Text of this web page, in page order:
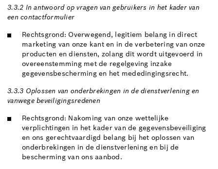
3.3.2 In antwoord op vragen van gebruikers in het kader van
een contactformulier
Rechtsgrond: Overwegend, legitiem belang in direct
marketing van onze kant en in de verbetering van onze
producten en diensten, zolang dit wordt uitgevoerd in
overeenstemming met de regelgeving inzake
gegevensbescherming en het mededingingsrecht.
3.3.3 Oplossen van onderbrekingen in de dienstverlening en
vanwege beveiligingsredenen
Rechtsgrond: Nakoming van onze wettelijke
verplichtingen in het kader van de gegevensbeveiliging
en ons gerechtvaardigd belang bij het oplossen van
onderbrekingen in de dienstverlening en bij de
bescherming van ons aanbod.